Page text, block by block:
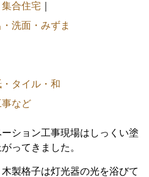
合住宅
洗面・みずま
タイル・和
など
ション工事現場はしっくい塗
ってきました。
製格子は灯光器の光を浴びて